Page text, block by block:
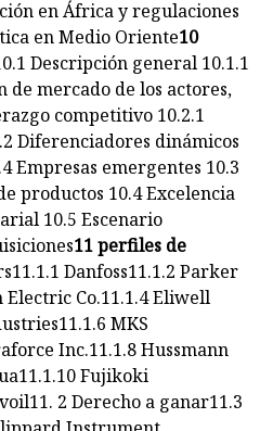
en África y regulaciones
en Medio Oriente10
Descripción general 10.1.1
mercado de los actores,
competitivo 10.2.1
Diferenciadores dinámicos
Empresas emergentes 10.3
productos 10.4 Excelencia
10.5 Escenario
11 perfiles de
Danfoss11.1.2 Parker
Co.11.1.4 Eliwell
MKS
Inc.11.1.8 Hussmann
Fujikoki
2 Derecho a ganar11.3